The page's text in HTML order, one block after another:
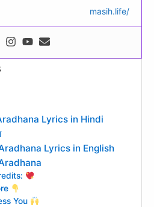
masih.life/
Lyrics in Hindi
Lyrics in English
You